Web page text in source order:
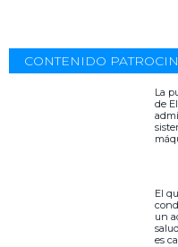
CONTENIDO
La
de
El
un
es